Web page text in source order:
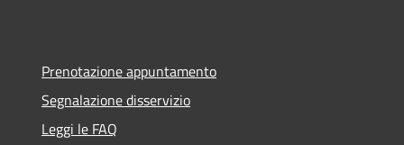
Prenotazione appuntamento
Segnalazione disservizio
Leggi le FAQ